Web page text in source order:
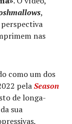
,
perspectiva
nas
como um dos
pelaSeason
de longa-
sua